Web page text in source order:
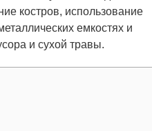
костров, использование
емкостях и
и сухой травы.